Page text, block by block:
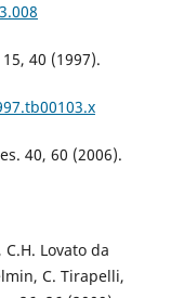
40 (1997).
40, 60 (2006).
Lovato da
C. Tirapelli,